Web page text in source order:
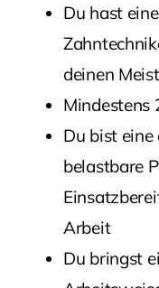
Du hast
deinen
Mindestens
Du bist
belastbare
Arbeit
Du bringst